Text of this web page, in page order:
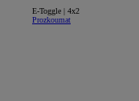
E-Toggle | 4x2
Prozkoumat